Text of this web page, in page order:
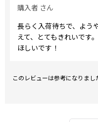
購入者 さん
長らく入荷待ちで、よう
えて、とてもきれいです
ほしいです！
このレビューは参考になりまし